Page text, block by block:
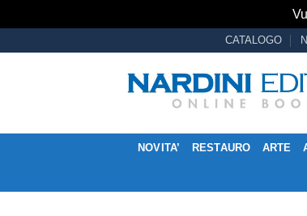
CATALOGO
NOVITA’ RESTAURO ARTE